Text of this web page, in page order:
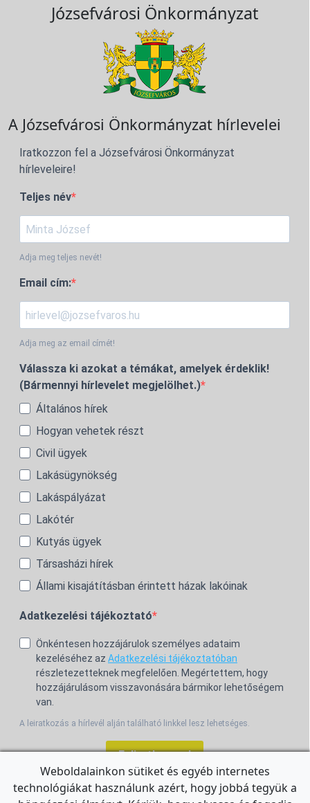
Józsefvárosi Önkormányzat
A Józsefvárosi Önkormányzat hírlevelei
Iratkozzon fel a Józsefvárosi Önkormányzat
hírleveleire!
Teljes név
Adja meg teljes nevét!
Email cím:
Adja meg az email címét!
Válassza ki azokat a témákat, amelyek érdeklik!
(Bármennyi hírlevelet megjelölhet.)
Általános hírek
Hogyan vehetek részt
Civil ügyek
Lakásügynökség
Lakáspályázat
Lakótér
Kutyás ügyek
Társasházi hírek
Állami kisajátításban érintett házak lakóinak
Adatkezelési tájékoztató
Önkéntesen hozzájárulok személyes adataim
kezeléséhez az Adatkezelési tájékoztatóban
részletezetteknek megfelelően. Megértettem, hogy
hozzájárulásom visszavonására bármikor lehetőségem
van.
A leiratkozás a hírlevél alján található linkkel lesz lehetséges.
Feliratkozom!
Weboldalainkon sütiket és egyéb internetes
technológiákat használunk azért, hogy jobbá tegyük a